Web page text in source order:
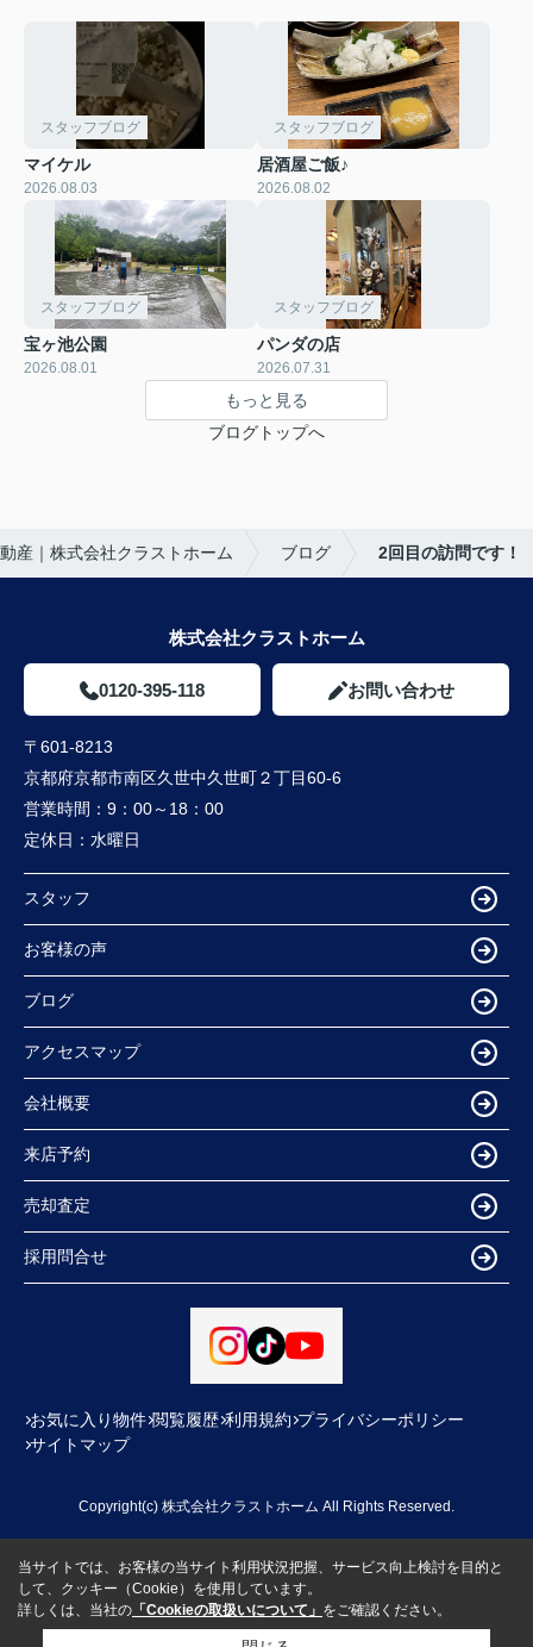
スタッフブログ
マイケル
2026.08.03
スタッフブログ
居酒屋ご飯♪
2026.08.02
スタッフブログ
宝ヶ池公園
2026.08.01
スタッフブログ
パンダの店
2026.07.31
もっと見る
ブログトップへ
産｜株式会社クラストホーム ブログ 2回目の訪問です！
株式会社クラストホーム
0120-395-118 お問い合わせ
〒601-8213
京都府京都市南区久世中久世町２丁目60-6
営業時間： 9：00～18：00
定休日： 水曜日
スタッフ
お客様の声
ブログ
アクセスマップ
会社概要
来店予約
売却査定
採用問合せ
お気に入り物件 閲覧履歴 利用規約 プライバシーポリシー
サイトマップ
Copyright(c) 株式会社クラストホーム All Rights Reserved.
当サイトでは、お客様の当サイト利用状況把握、サービス向上検討を目的と
して、クッキー（Cookie）を使用しています。
詳しくは、当社の 「Cookieの取扱いについて」 をご確認ください。